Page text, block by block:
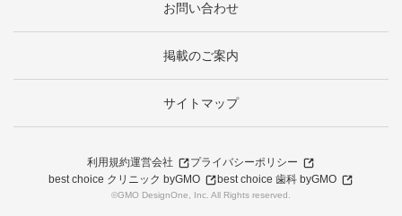
お問い合わせ
掲載のご案内
サイトマップ
利用規約運営会社
プライバシーポリシー
best choice クリニック byGMO
best choice 歯科 byGMO
©GMO DesignOne, Inc. All Rights reserved.